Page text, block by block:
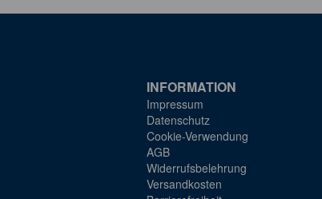
INFORMATION
Impressum
Datenschutz
Cookie-Verwendung
AGB
Widerrufsbelehrung
Versandkosten